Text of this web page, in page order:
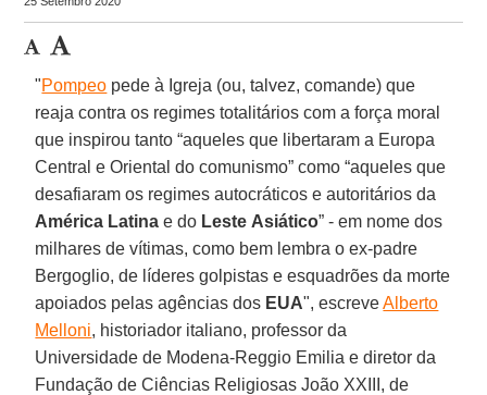
"Pompeo pede à Igreja (ou, talvez, comande) que
reaja contra os regimes totalitários com a força moral
que inspirou tanto “aqueles que libertaram a Europa
Central e Oriental do comunismo” como “aqueles que
desafiaram os regimes autocráticos e autoritários da
América Latina e do Leste Asiático” - em nome dos
milhares de vítimas, como bem lembra o ex-padre
Bergoglio, de líderes golpistas e esquadrões da morte
apoiados pelas agências dos EUA", escreveAlberto
Melloni, historiador italiano, professor da
Universidade de Modena-Reggio Emilia e diretor da
Fundação de Ciências Religiosas João XXIII, de